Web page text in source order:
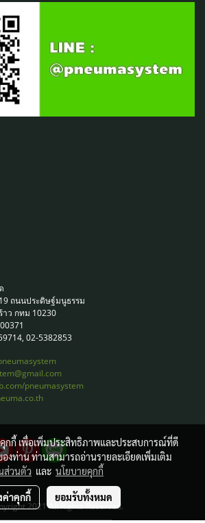
ถนนประดิษฐ์มนูธรรม
าว กทม 10230
02-5382853
pneumasystem
2021 All Rights Reserved.
คุกกี้ เพื่อเพิ่มประสิทธิภาพและประสบการณ์ที่ดี
องท่าน ท่านสามารถอ่านรายละเอียดเพิ่มเติม
ส่วนตัว และ นโยบายคุกกี้
ค่าคุกกี้ ยอมรับทั้งหมด